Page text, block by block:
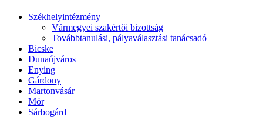
Székhelyintézmény
Vármegyei szakértői bizottság
Továbbtanulási, pályaválasztási tanácsadó
Bicske
Dunaújváros
Enying
Gárdony
Martonvásár
Mór
Sárbogárd